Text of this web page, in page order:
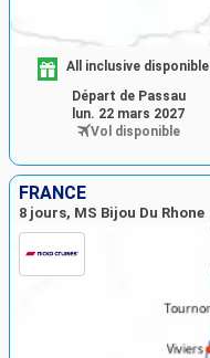
All inclusive disponible
Départ de Passau
lun. 22 mars 2027
Vol disponible
FRANCE
8 jours, MS Bijou Du Rhone